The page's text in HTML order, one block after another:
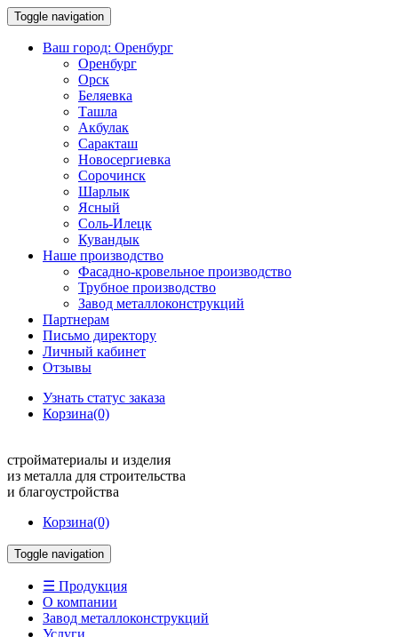
Toggle navigation
Ваш город: Оренбург
Оренбург
Орск
Беляевка
Ташла
Акбулак
Саракташ
Новосергиевка
Сорочинск
Шарлык
Ясный
Соль-Илецк
Кувандык
Наше производство
Фасадно-кровельное производство
Трубное производство
Завод металлоконструкций
Партнерам
Письмо директору
Личный кабинет
Отзывы
Узнать статус заказа
Корзина(0)
стройматериалы и изделия
из металла для строительства
и благоустройства
Корзина(0)
Toggle navigation
☰ Продукция
О компании
Завод металлоконструкций
Услуги